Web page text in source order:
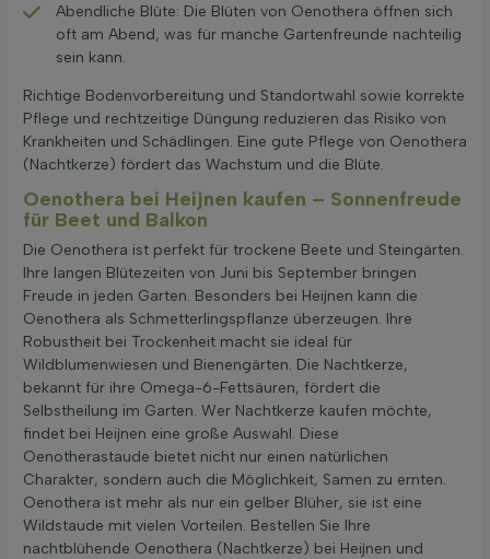
Abendliche Blüte: Die Blüten von Oenothera öffnen sich
oft am Abend, was für manche Gartenfreunde nachteilig
sein kann.
Richtige Bodenvorbereitung und Standortwahl sowie korrekte
Pflege und rechtzeitige Düngung reduzieren das Risiko von
Krankheiten und Schädlingen. Eine gute Pflege von Oenothera
(Nachtkerze) fördert das Wachstum und die Blüte.
Oenothera bei Heijnen kaufen – Sonnenfreude
für Beet und Balkon
Die Oenothera ist perfekt für trockene Beete und Steingärten.
Ihre langen Blütezeiten von Juni bis September bringen
Freude in jeden Garten. Besonders bei Heijnen kann die
Oenothera als Schmetterlingspflanze überzeugen. Ihre
Robustheit bei Trockenheit macht sie ideal für
Wildblumenwiesen und Bienengärten. Die Nachtkerze,
bekannt für ihre Omega-6-Fettsäuren, fördert die
Selbstheilung im Garten. Wer Nachtkerze kaufen möchte,
findet bei Heijnen eine große Auswahl. Diese
Oenotherastaude bietet nicht nur einen natürlichen
Charakter, sondern auch die Möglichkeit, Samen zu ernten.
Oenothera ist mehr als nur ein gelber Blüher, sie ist eine
Wildstaude mit vielen Vorteilen. Bestellen Sie Ihre
nachtblühende Oenothera (Nachtkerze) bei Heijnen und